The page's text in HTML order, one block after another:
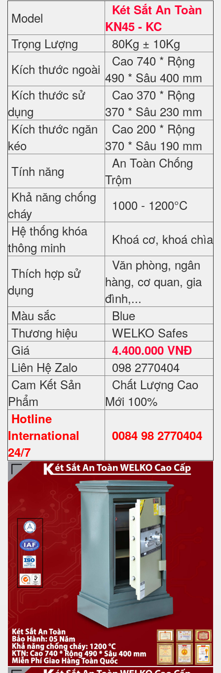
Model
Két Sắt An Toàn
KN45 - KC
Trọng Lượng
80Kg ± 10Kg
Kích thước ngoài
Cao 740 * Rộng
490 * Sâu 400 mm
Kích thước sử
dụng
Cao 370 * Rộng
370 * Sâu 230 mm
Kích thước ngăn
kéo
Cao 200 * Rộng
370 * Sâu 190 mm
Tính năng
An Toàn Chống
Trộm
Khả năng chống
cháy
1000 - 1200°C
Hệ thống khóa
thông minh
Khoá cơ, khoá chìa
Thích hợp sử
dụng
Văn phòng, ngân
hàng, cơ quan, gia
đình,...
Màu sắc
Blue
Thương hiệu
WELKO Safes
Giá
4.400.000 VNĐ
Liên Hệ Zalo
098 2770404
Cam Kết Sản
Phẩm
Chất Lượng Cao
Mới 100%
Hotline
International
24/7
0084 98 2770404